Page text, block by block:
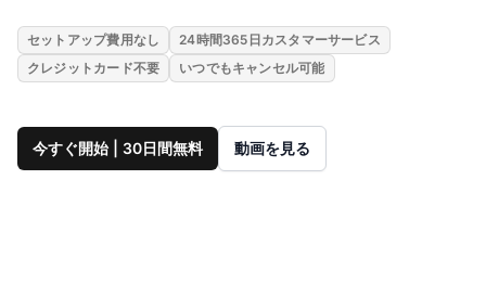
セットアップ費用なし
24時間365日カスタマーサービス
クレジットカード不要
いつでもキャンセル可能
今すぐ開始 | 30日間無料 動画を見る